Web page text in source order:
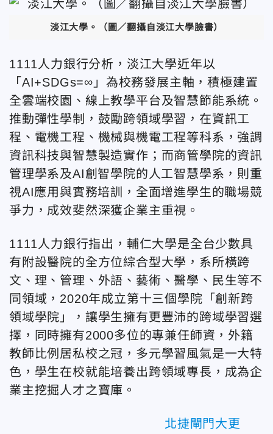
淡江大學。（圖／翻攝自淡江大學臉書）
1111人力銀行分析，淡江大學近年以
「AI+SDGs=∞」為校務發展主軸，積極建置
全雲端校園、線上教學平台及智慧節能系統。
推動彈性學制，鼓勵跨領域學習，在資訊工
程、電機工程、機械與機電工程等科系，強調
資訊科技與智慧製造實作；而商管學院的資訊
管理學系及AI創智學院的人工智慧學系，則重
視AI應用與實務培訓，全面增進學生的職場競
爭力，成效斐然深獲企業主重視。
1111人力銀行指出，輔仁大學是全台少數具
有附設醫院的全方位綜合型大學，系所橫跨
文、理、管理、外語、藝術、醫學、民生等不
同領域，2020年成立第十三個學院「創新跨
領域學院」，讓學生擁有更豐沛的跨域學習選
擇，同時擁有2000多位的專兼任師資，外籍
教師比例居私校之冠，多元學習風氣是一大特
色，學生在校就能培養出跨領域專長，成為企
業主挖掘人才之寶庫。
北捷閘門大更